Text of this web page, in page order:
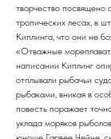
творчество посвящено
тропических лесах, в
Киплинга, что они не
«Отважные
написании Киплинг
отплывали рыбачьи
рыбаками, вникая в
повесть поражает
уклада моряков